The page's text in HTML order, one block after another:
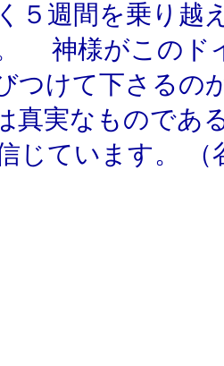
５週間を乗り越
神様がこのド
つけて下さるの
真実なものであ
じています。 （